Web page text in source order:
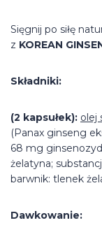
Sięgnij po siłę
z KOREAN
Składniki:
(2 kapsułek): olej
(Panax ginseng
68 mg
żelatyna;
barwnik: tlenek
Dawkowanie: